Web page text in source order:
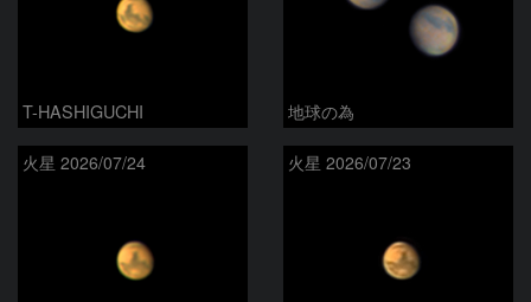
T-HASHIGUCHI 地球の為
火星 2026/07/24 火星 2026/07/23